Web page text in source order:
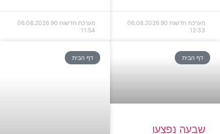
מערכת חדשות 90
06.08.2026
12:33
מערכת חדשות 90
06.08.2026
11:54
דף הבית
שבעה נפצעו
דף הבית